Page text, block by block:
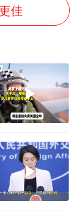
OpenAI为免费用户升级GPT-5.6 Luna
男子杀人后逃进深山21年活得像野人
高温达41.8℃
佳